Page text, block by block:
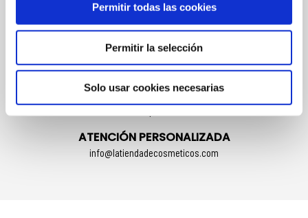
Permitir todas las cookies
Permitir la selección
Solo usar cookies necesarias
FORMAS DE PAGO
Múltiples formas de pago
ENVÍOS
Rápidos y seguros en 24/48h
CAMBIOS Y DEVOLUCIONES
ATENCIÓN PERSONALIZADA
info@latiendadecosmeticos.com